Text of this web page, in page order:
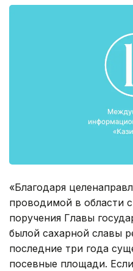
«Благодаря
проводимой в области
поручения Главы
былой сахарной славы
последние три года
посевные площади.